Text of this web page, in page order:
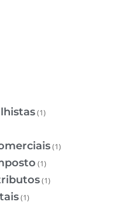
(1)
(1)
(1)
(1)
(1)